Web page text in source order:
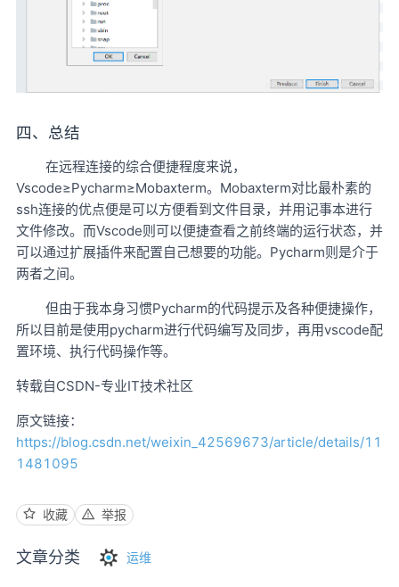
四、总结
在远程连接的综合便捷程度来说，
Vscode≥Pycharm≥Mobaxterm。Mobaxterm对比最朴素的
ssh连接的优点便是可以方便看到文件目录，并用记事本进行
文件修改。而Vscode则可以便捷查看之前终端的运行状态，并
可以通过扩展插件来配置自己想要的功能。Pycharm则是介于
两者之间。
但由于我本身习惯Pycharm的代码提示及各种便捷操作，
所以目前是使用pycharm进行代码编写及同步，再用vscode配
置环境、执行代码操作等。
转载自CSDN-专业IT技术社区
原文链接：
https://blog.csdn.net/weixin_42569673/article/details/11
1481095
收藏 举报
文章分类 运维